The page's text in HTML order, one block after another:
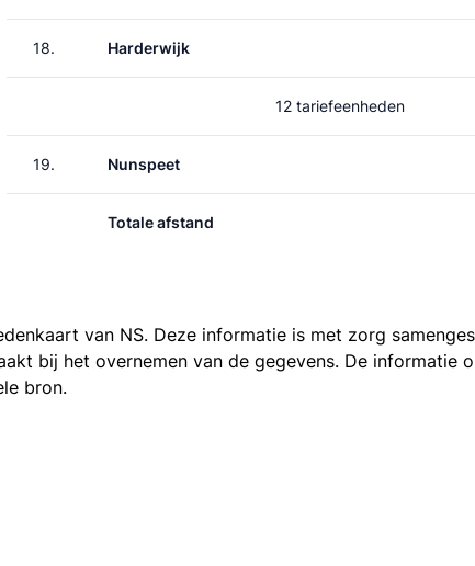
18. Harderwijk
12 tariefeenheden
19. Nunspeet
Totale afstand
van NS. Deze informatie is met zorg
bij het overnemen van de gegevens. De informatie
bron.